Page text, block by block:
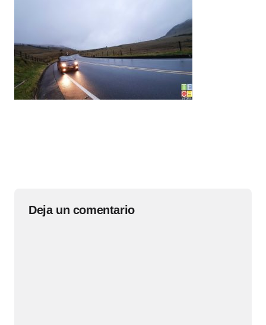
Deja un comentario